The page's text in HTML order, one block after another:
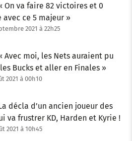
On va faire 82 victoires et 0
avec ce 5 majeur »
2021 à 22h25
Avec moi, les Nets auraient pu
Bucks et aller en Finales »
2021 à 00h10
décla d’un ancien joueur des
va frustrer KD, Harden et Kyrie !
2021 à 10h45